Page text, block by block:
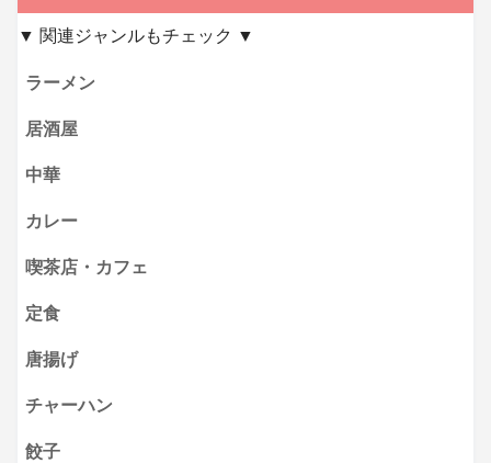
▼ 関連ジャンルもチェック ▼
ラーメン
居酒屋
中華
カレー
喫茶店・カフェ
定食
唐揚げ
チャーハン
餃子